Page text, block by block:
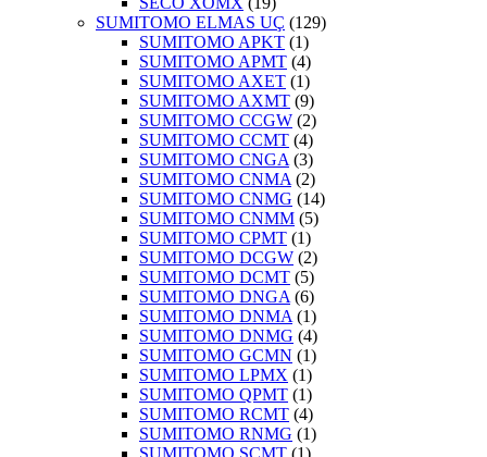
SUMITOMO ELMAS UÇ (129)
SUMITOMO APKT (1)
SUMITOMO APMT (4)
SUMITOMO AXET (1)
SUMITOMO AXMT (9)
SUMITOMO CCGW (2)
SUMITOMO CCMT (4)
SUMITOMO CNGA (3)
SUMITOMO CNMA (2)
SUMITOMO CNMG (14)
SUMITOMO CNMM (5)
SUMITOMO CPMT (1)
SUMITOMO DCGW (2)
SUMITOMO DCMT (5)
SUMITOMO DNGA (6)
SUMITOMO DNMA (1)
SUMITOMO DNMG (4)
SUMITOMO GCMN (1)
SUMITOMO LPMX (1)
SUMITOMO QPMT (1)
SUMITOMO RCMT (4)
SUMITOMO RNMG (1)